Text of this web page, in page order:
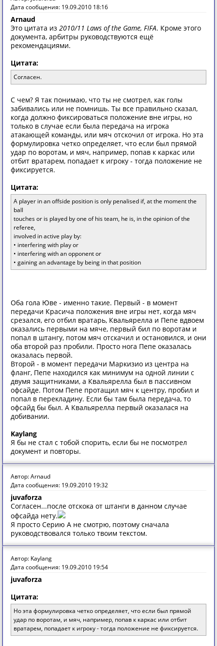
Дата сообщения: 19.09.2010 18:16
Arnaud
Это цитата из 2010/11 Laws of the Game, FIFA. Кроме этого
документа, арбитры руководствуются ещё
рекомендациями.
Цитата:
Согласен.
С чем? Я так понимаю, что ты не смотрел, как голы
забивались или не помнишь. Ты все правильно сказал,
когда должно фиксироваться положение вне игры, но
только в случае если была передача на игрока
атакающей команды, или мяч отскочил от игрока. Но эта
формулировка четко определяет, что если был прямой
удар по воротам, и мяч, например, попав к каркас или
отбит вратарем, попадает к игроку - тогда положение не
фиксируется.
Цитата:
A player in an offside position is only penalised if, at the moment the
ball
touches or is played by one of his team, he is, in the opinion of the
referee,
involved in active play by:
• interfering with play or
• interfering with an opponent or
• gaining an advantage by being in that position
Оба гола Юве - именно такие. Первый - в момент
передачи Красича положения вне игры нет, когда мяч
срезался, его отбил вратарь, Квальярелла и Пепе вдвоем
оказались первыми на мяче, первый бил по воротам и
попал в штангу, потом мяч отскачил и остановился, и они
оба второй раз пробили. Просто нога Пепе оказалась
оказалась первой.
Второй - в момент передачи Маркизио из центра на
фланг, Пепе находился как минимум на одной линии с
двумя защитниками, а Квальярелла был в пассивном
офсайде. Потом Пепе протащил мяч к центру, пробил и
попал в перекладину. Если бы там была передача, то
офсайд бы был. А Квальярелла первый оказалася на
добивании.
Kaylang
Я бы не стал с тобой спорить, если бы не посмотрел
документ и повторы.
Автор: Arnaud
Дата сообщения: 19.09.2010 19:32
juvaforza
Согласен...после отскока от штанги в данном случае
офсайда нету.
Я просто Серию А не смотрю, поэтому сначала
руководствовался только твоим текстом.
Автор: Kaylang
Дата сообщения: 19.09.2010 19:54
juvaforza
Цитата:
Но эта формулировка четко определяет, что если был прямой
удар по воротам, и мяч, например, попав к каркас или отбит
вратарем, попадает к игроку - тогда положение не фиксируется.